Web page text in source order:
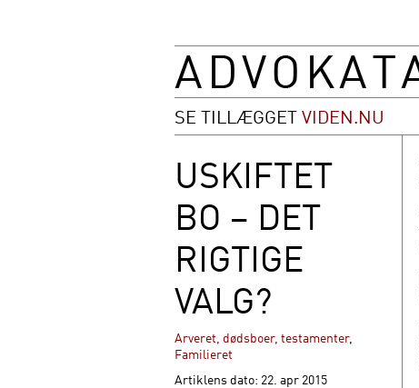
SE TILLÆGGETVIDEN.NU
USKIFTET
BO – DET
RIGTIGE
VALG?
Arveret, dødsboer, testamenter,
Familieret
Artiklens dato: 22. apr 2015